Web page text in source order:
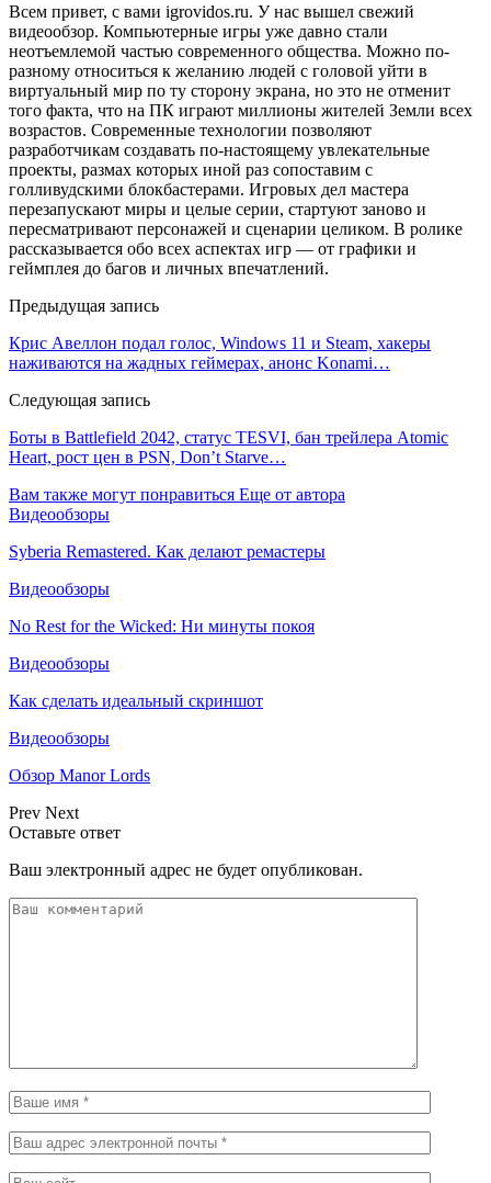
Всем привет, с вами igrovidos.ru. У нас вышел свежий
видеообзор. Компьютерные игры уже давно стали
неотъемлемой частью современного общества. Можно по-
разному относиться к желанию людей с головой уйти в
виртуальный мир по ту сторону экрана, но это не отменит
того факта, что на ПК играют миллионы жителей Земли всех
возрастов. Современные технологии позволяют
разработчикам создавать по-настоящему увлекательные
проекты, размах которых иной раз сопоставим с
голливудскими блокбастерами. Игровых дел мастера
перезапускают миры и целые серии, стартуют заново и
пересматривают персонажей и сценарии целиком. В ролике
рассказывается обо всех аспектах игр — от графики и
геймплея до багов и личных впечатлений.
Предыдущая запись
Крис Авеллон подал голос, Windows 11 и Steam, хакеры
наживаются на жадных геймерах, анонс Konami…
Следующая запись
Боты в Battlefield 2042, статус TESVI, бан трейлера Atomic
Heart, рост цен в PSN, Don’t Starve…
Вам также могут понравиться Еще от автора
Видеообзоры
Syberia Remastered. Как делают ремастеры
Видеообзоры
No Rest for the Wicked: Ни минуты покоя
Видеообзоры
Как сделать идеальный скриншот
Видеообзоры
Обзор Manor Lords
Prev Next
Оставьте ответ
Ваш электронный адрес не будет опубликован.